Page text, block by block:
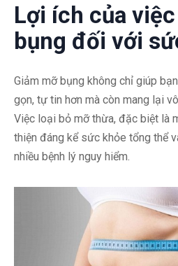
Lợi ích của
bụng đối với
Giảm mỡ bụng không chỉ giúp
gọn, tự tin hơn mà còn mang lại
Việc loại bỏ mỡ thừa, đặc biệt là
thiện đáng kể sức khỏe tổng thể
nhiều bệnh lý nguy hiểm.